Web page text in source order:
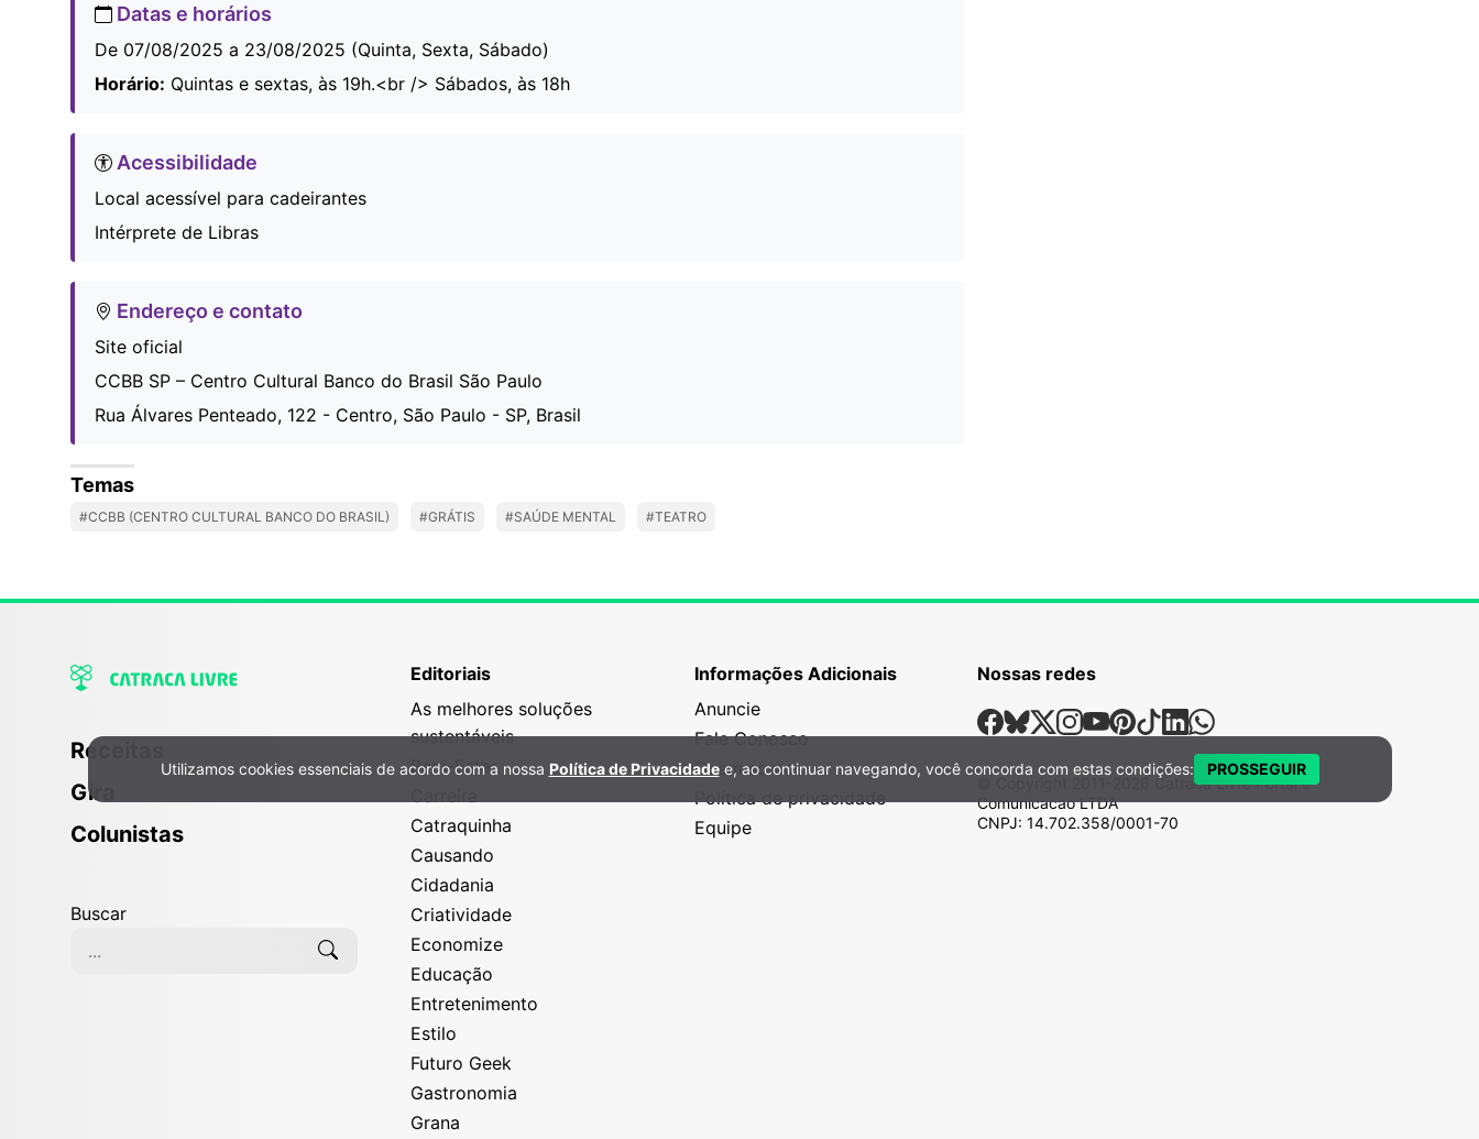
Datas e horários
De 07/08/2025 a 23/08/2025 (Quinta, Sexta, Sábado)
Horário: Quintas e sextas, às 19h.<br /> Sábados, às 18h
Acessibilidade
Local acessível para cadeirantes
Intérprete de Libras
Endereço e contato
Site oficial
CCBB SP – Centro Cultural Banco do Brasil São Paulo
Rua Álvares Penteado, 122 - Centro, São Paulo - SP, Brasil
Temas
#CCBB (CENTRO CULTURAL BANCO DO BRASIL) #GRÁTIS #SAÚDE MENTAL #TEATRO
Receitas
Gira
Colunistas
Buscar
Editoriais
As melhores soluções
sustentáveis
Bem-Estar
Catraquinha
Causando
Cidadania
Criatividade
Economize
Educação
Entretenimento
Estilo
Futuro Geek
Gastronomia
Grana
Informações Adicionais
Anuncie
Fale Conosco
Quem somos
Política de privacidade
Equipe
Nossas redes
Nossas Redes Sociais
Facebook
Bsky
X Instagram
Youtube
Pinterest
TiktokLinkedin
Whatsapp
Catraca Livre Portal e
Comunicacao LTDA
CNPJ: 14.702.358/0001-70
Política de Privacidade e Cookies
Utilizamos cookies essenciais de acordo com a nossa Política de Privacidadee, ao continuar navegando, você concorda com estas condições: PROSSEGUIR